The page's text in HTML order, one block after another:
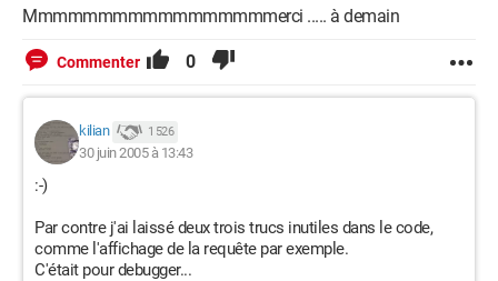
Mmmmmmmmmmmmmmmmmerci ..... à demain
Commenter 0
kilian 1 526
30 juin 2005 à 13:43
:-)
Par contre j'ai laissé deux trois trucs inutiles dans le code,
comme l'affichage de la requête par exemple.
C'était pour debugger...